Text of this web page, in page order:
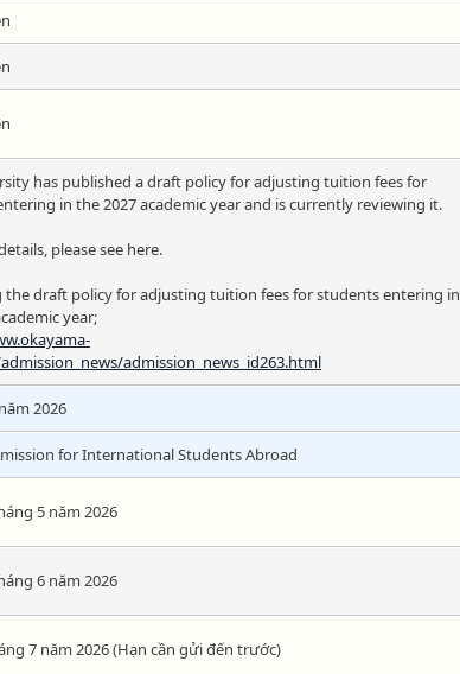
has published a draft policy for adjusting tuition fees for
in the 2027 academic year and is currently reviewing it.
please see here.
the draft policy for adjusting tuition fees for students entering in
year;
admission_news_id263.html
2026
for International Students Abroad
5 năm 2026
6 năm 2026
7 năm 2026 (Hạn cần gửi đến trước)